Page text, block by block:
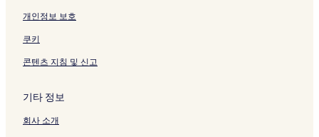
개인정보 보호
쿠키
콘텐츠 지침 및 신고
기타 정보
회사 소개